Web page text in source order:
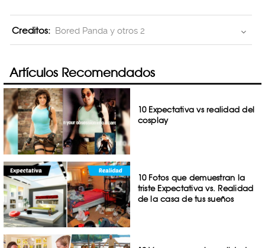
Creditos: Bored Panda y otros 2
Artículos Recomendados
10 Expectativa vs realidad del
cosplay
10 Fotos que demuestran la
triste Expectativa vs. Realidad
de la casa de tus sueños